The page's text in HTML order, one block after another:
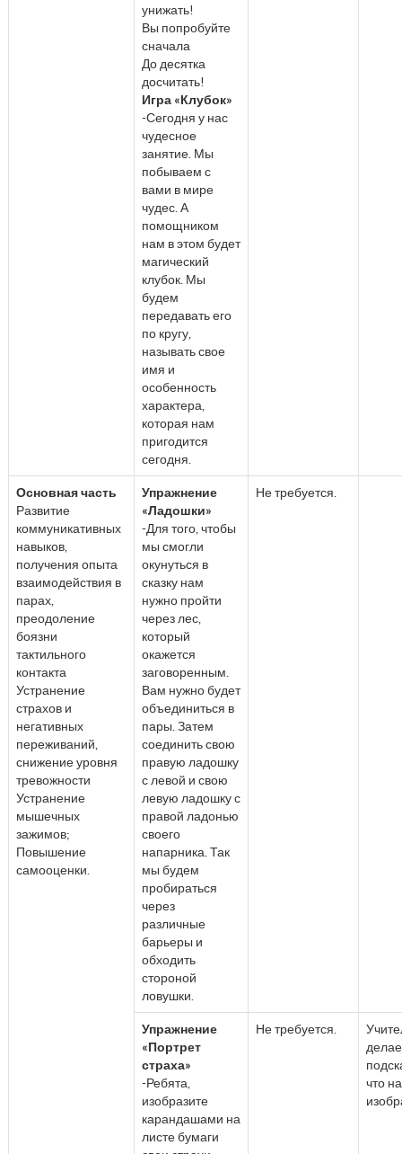
унижать!
Вы попробуйте
сначала
До десятка
досчитать!
Игра «Клубок»
-Сегодня у нас
чудесное
занятие. Мы
побываем с
вами в мире
чудес. А
помощником
нам в этом будет
магический
клубок. Мы
будем
передавать его
по кругу,
называть свое
имя и
особенность
характера,
которая нам
пригодится
сегодня.
Основная часть
Развитие
коммуникативных
навыков,
получения опыта
взаимодействия в
парах,
преодоление
боязни
тактильного
контакта
Устранение
страхов и
негативных
переживаний,
снижение уровня
тревожности
Устранение
мышечных
зажимов;
Повышение
самооценки.
Упражнение
«Ладошки»
-Для того, чтобы
мы смогли
окунуться в
сказку нам
нужно пройти
через лес,
который
окажется
заговоренным.
Вам нужно будет
объединиться в
пары. Затем
соединить свою
правую ладошку
с левой и свою
левую ладошку с
правой ладонью
своего
напарника. Так
мы будем
пробираться
через
различные
барьеры и
обходить
стороной
ловушки.
Не требуется.
Упражнение
«Портрет
страха»
-Ребята,
изобразите
карандашами на
листе бумаги
Не требуется.
что